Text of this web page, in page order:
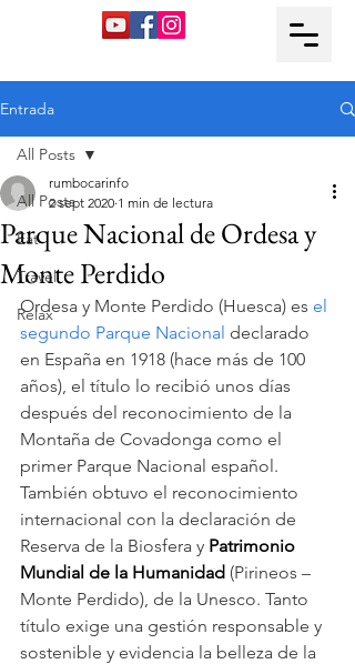
Entrada
All Posts
Eat
Travel
Relax
All Posts
Parque Nacional de Ordesa y
Monte Perdido
rumbocarinfo
2 sept 2020 1 min de lectura
Ordesa y Monte Perdido (Huesca) es el
segundo Parque Nacional declarado
en España en 1918 (hace más de 100
años), el título lo recibió unos días
después del reconocimiento de la
Montaña de Covadonga como el
primer Parque Nacional español.
También obtuvo el reconocimiento
internacional con la declaración de
Reserva de la Biosfera y Patrimonio
Mundial de la Humanidad (Pirineos –
Monte Perdido), de la Unesco. Tanto
título exige una gestión responsable y
sostenible y evidencia la belleza de la